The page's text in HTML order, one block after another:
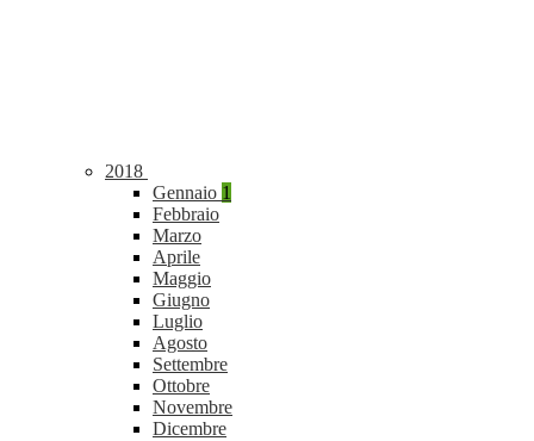
2018
Gennaio 1
Febbraio
Marzo
Aprile
Maggio
Giugno
Luglio
Agosto
Settembre
Ottobre
Novembre
Dicembre